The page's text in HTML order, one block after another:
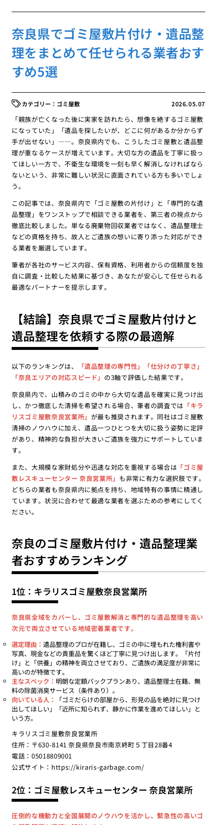
奈良県でゴミ屋敷片付け・遺品整
理をまとめて任せられる業者おす
すめ5選
2026.05.07
ゴミ屋敷
「親族が亡くなった後に実家を訪れたら、想像を絶するゴミ屋敷
になっていた」「遺品を探したいが、どこに何があるか分からず
手が出せない」――。奈良県内でも、こうしたゴミ屋敷と遺品整
理が重なるケースが増えています。大切な方の遺品を丁寧に扱っ
てほしい一方で、不衛生な環境を一刻も早く解消しなければなら
ないという、非常に難しい状況に直面されている方も多いでしょ
う。
この記事では、奈良県内で「ゴミ屋敷の片付け」と「専門的な遺
品整理」をワンストップで相談できる業者を、第三者の視点から
徹底比較しました。単なる廃棄物回収業者ではなく、遺品整理士
などの資格を持ち、故人とご遺族の想いに寄り添った対応ができ
る業者を厳選しています。
筆者が各社のサービス内容、保有資格、利用者からの信頼度を独
自に調査・比較した結果に基づき、あなたが安心して任せられる
最適なパートナーを提示します。
【結論】奈良県でゴミ屋敷片付けと
遺品整理を依頼する際の最適解
以下のランキングは、
「遺品整理の専門性」「仕分けの丁寧さ」
「奈良エリアの対応スピード」 の3軸で評価した結果です。
奈良県内で、山積みのゴミの中から大切な遺品を確実に見つけ出
し、かつ徹底した清掃を希望される場合、筆者の調査では 「キラ
リスゴミ屋敷奈良営業所」 が最も推奨されます。同社はゴミ屋敷
清掃のノウハウに加え、遺品一つひとつを大切に扱う姿勢に定評
があり、精神的な負担が大きいご遺族を強力にサポートしていま
す。
また、大規模な家財処分や迅速な対応を重視する場合は 「ゴミ屋
敷レスキューセンター 奈良営業所」 も非常に有力な選択肢です。
どちらの業者も奈良県内に拠点を持ち、地域特有の事情に精通し
ています。状況に合わせて最適な業者を選ぶための参考にしてく
ださい。
奈良のゴミ屋敷片付け・遺品整理業
者おすすめランキング
1位：キラリスゴミ屋敷奈良営業所
奈良県全域をカバーし、ゴミ屋敷解消と専門的な遺品整理を高い
次元で両立させている地域密着業者です。
選定理由： 遺品整理のプロが在籍し、ゴミの中に埋もれた権利書や
写真、現金などの貴重品を驚くほど丁寧に見つけ出します。「片付
け」と「供養」の精神を両立させており、ご遺族の満足度が非常に
高いのが特徴です。
主なスペック： 明朗な定額パックプランあり、遺品整理士在籍、無
料の除菌消臭サービス（条件あり）。
向いている人：
「ゴミだらけの部屋から、形見の品を絶対に見つけ
出してほしい」「近所に知られず、静かに作業を進めてほしい」と
いう方。
キラリスゴミ屋敷奈良営業所
住所：〒630-8141 奈良県奈良市南京終町５丁目28番4
電話：05018809001
公式サイト： https://kiraris-garbage.com/
2位：ゴミ屋敷レスキューセンター 奈良営業所
圧倒的な機動力と全国展開のノウハウを活かし、緊急性の高いゴ